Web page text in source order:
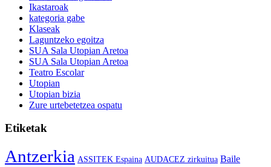
Ikastaroak
kategoria gabe
Klaseak
Laguntzeko egoitza
SUA Sala Utopian Aretoa
SUA Sala Utopian Aretoa
Teatro Escolar
Utopian
Utopian bizia
Zure urtebetetzea ospatu
Etiketak
Antzerkia ASSITEK Espaina AUDACEZ zirkuitua Baile